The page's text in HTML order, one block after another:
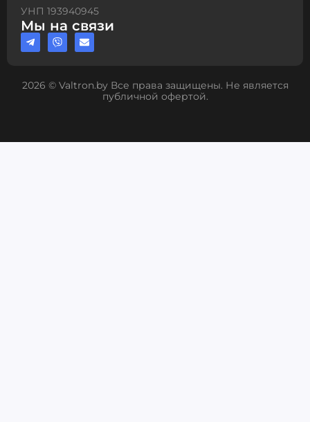
УНП 193940945
Мы на связи
2026 © Valtron.by Все права защищены. Не является
публичной офертой.